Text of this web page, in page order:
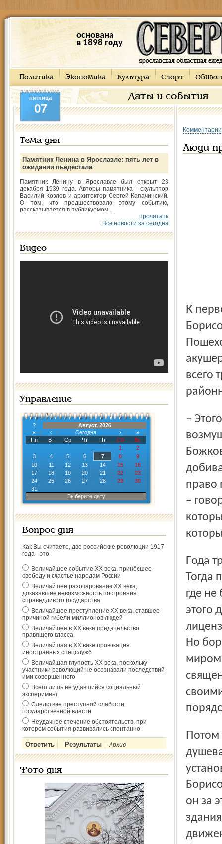
основана
в 1898 году
Политика Экономика Культура Спорт
Даты и события
пятница
07
Тема дня
Памятник Ленина в Ярославле: пять лет в
ожидании пьедестала
Памятник Ленину в Ярославле был открыт 23
декабря 1939 года. Авторы памятника - скульптор
Василий Козлов и архитектор Сергей Капачинский.
О том, что предшествовало этому событию,
рассказывается в публикуемом ...
прочитать
Все новости за сегодня
Видео
Управление
?
Август, 2026
«
‹ Сегодня ›
»
Пн
Вт Ср Чт Пт Сб
Вс
1
2
3
4 5 6 7 8
9
10
11 12 13 14 15
16
17
18 19 20 21 22
23
24
25 26 27 28 29
30
31
Выберите дату
Вопрос дня
Как Вы считаете, две российские революции 1917
года - это
Величайшее событие ХХ века, принёсшее
свободу и счастье народам России
Величайшее разочарование ХХ века,
доказавшее невозможность построения
справедливого государства
Величайшее преступление ХХ века, ставшее
причиной гибели миллионов людей
Величайшее в ХХ веке предательство
правящего класса
Величайшая в ХХ веке провокация
иностранных спецслужб
Величайшая глупость ХХ века, поскольку
участники революций не осознавали последствий
ими совершённого
Всего лишь не удавшийся социальный
эксперимент
Следствие преступной слабости
государственной власти
Неудачное стечение обстоятельств, при
котором события развивались спонтанно
Архив
Фото дня
Люди
К первому января 2013 года в Большесельском,
всего
– Этого нельзя допустить. Такого и в войну не было, –
право
–
Года три назад впервые встал вопрос о его закрытии.
Тогда
где
этого
Но
Потом также на народные деньги здесь была установлена
он за